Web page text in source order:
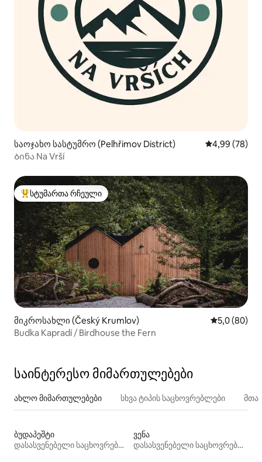
საოჯახო სასტუმრო (Pelhřimov District) საშუალო
4,99 (78)
Ბინა Na Vrší
სტუმართა რჩეული მოწინავე ვარიანტი
სტუმართა რჩეული
მიკროსახლი (Český Krumlov) საშუალო
5,0 (80)
Budka Kapradí / Birdhouse the Fern
საინტერესო მიმართულებები
ახლო მიმართულებები სხვა ტიპის საცხოვრებლები
ბუდაპეშტი
დასასვენებელი საცხოვრებლები
ვენა
დასასვენებელი საცხოვრებლები